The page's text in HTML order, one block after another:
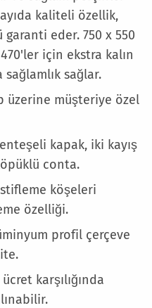
kaliteli özellik,
eder. 750 x 550
için ekstra kalın
sağlamlık sağlar.
üzerine müşteriye özel
kapak, iki kayış
conta.
köşeleri
özelliği.
profil çerçeve
karşılığında